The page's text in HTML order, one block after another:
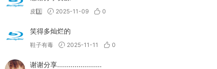
皮3️⃣ 2025-11-09 0
笑得多灿烂的
鞋子有毒 2025-11-11 0
谢谢分享.......................